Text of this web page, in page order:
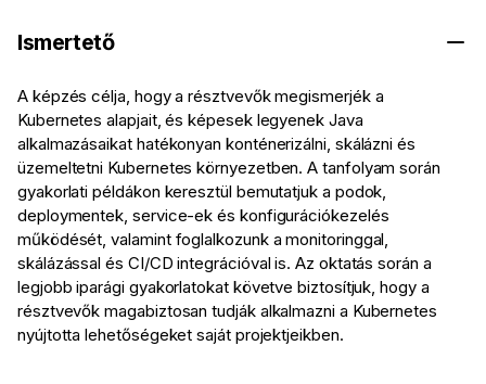
Ismertető
A képzés célja, hogy a résztvevők megismerjék a
Kubernetes alapjait, és képesek legyenek Java
alkalmazásaikat hatékonyan konténerizálni, skálázni és
üzemeltetni Kubernetes környezetben. A tanfolyam során
gyakorlati példákon keresztül bemutatjuk a podok,
deploymentek, service-ek és konfigurációkezelés
működését, valamint foglalkozunk a monitoringgal,
skálázással és CI/CD integrációval is. Az oktatás során a
legjobb iparági gyakorlatokat követve biztosítjuk, hogy a
résztvevők magabiztosan tudják alkalmazni a Kubernetes
nyújtotta lehetőségeket saját projektjeikben.